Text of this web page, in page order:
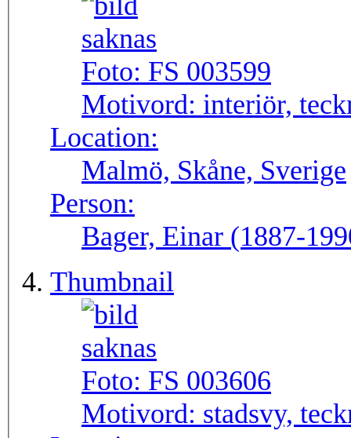
Foto: FS 003599
Motivord: interiör,
Location:
Malmö, Skåne, Sverige
Person:
Bager, Einar (1887-
Thumbnail
Foto: FS 003606
Motivord: stadsvy,